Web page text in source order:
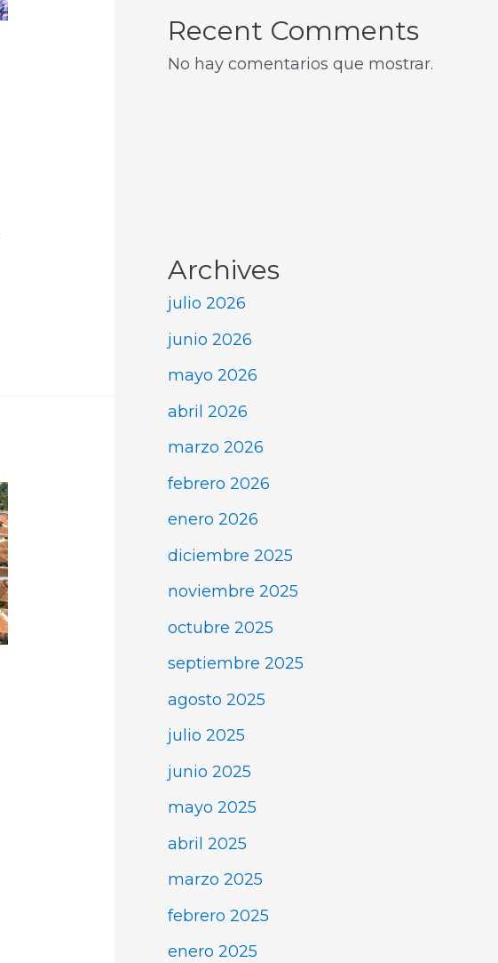
Recent Comments
No hay comentarios que mostrar.
Archives
julio 2026
junio 2026
mayo 2026
abril 2026
marzo 2026
febrero 2026
enero 2026
diciembre 2025
noviembre 2025
octubre 2025
septiembre 2025
agosto 2025
julio 2025
junio 2025
mayo 2025
abril 2025
marzo 2025
febrero 2025
enero 2025